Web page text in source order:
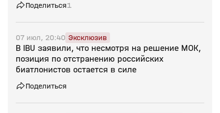
Поделиться1
07 июл, 20:40 Эксклюзив
В IBU заявили, что несмотря на решение МОК,
позиция по отстранению российских
биатлонистов остается в силе
Поделиться